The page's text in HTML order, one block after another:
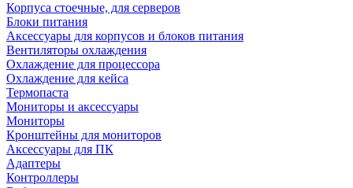
Корпуса стоечные, для серверов
Блоки питания
Аксессуары для корпусов и блоков питания
Вентиляторы охлаждения
Охлаждение для процессора
Охлаждение для кейса
Термопаста
Мониторы и аксессуары
Мониторы
Кронштейны для мониторов
Аксессуары для ПК
Адаптеры
Контроллеры